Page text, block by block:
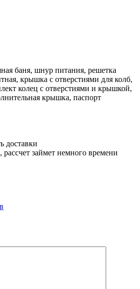
баня, шнур питания, решетка
крышка с отверстиями для колб,
колец с отверстиями и крышкой,
крышка, паспорт
доставки
займет немного времени